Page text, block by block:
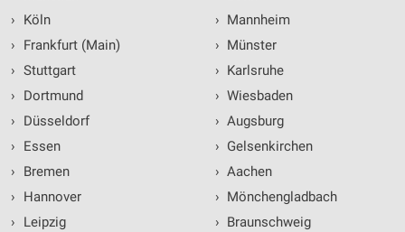
›
Köln
›
Frankfurt (Main)
› Stuttgart
›
Dortmund
›
Düsseldorf
›
Essen
›
Bremen
›
Hannover
›
Leipzig
› Mannheim
› Münster
› Karlsruhe
› Wiesbaden
› Augsburg
› Gelsenkirchen
› Aachen
› Mönchengladbach
› Braunschweig